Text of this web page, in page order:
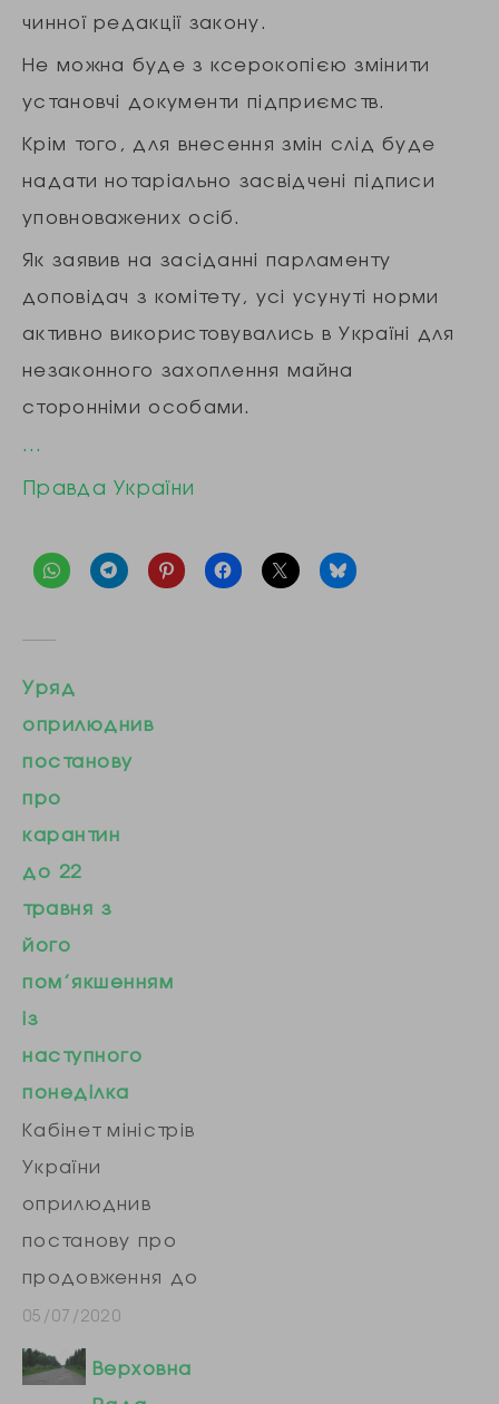
чинної редакції закону.
Не можна буде з ксерокопією змінити
установчі документи підприємств.
Крім того, для внесення змін слід буде
надати нотаріально засвідчені підписи
уповноважених осіб.
Як заявив на засіданні парламенту
доповідач з комітету, усі усунуті норми
активно використовувались в Україні для
незаконного захоплення майна
сторонніми особами.
…
Правда України
Уряд
оприлюднив
постанову
про
карантин
до 22
травня з
його
пом’якшенням
із
наступного
понеділка
Кабінет міністрів
України
оприлюднив
постанову про
продовження до
22 травня
карантину в країні
з деяким його
05/07/2020
Верховна